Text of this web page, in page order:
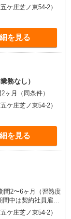
【大阪府】
今城の丘 （大阪府
泉市鶴山台3-2-2）
良県奈良市鹿野園
ケ庄芝ノ東54-2）
を見る
務なし）
月（同条件）
ケ庄芝ノ東54-2）
を見る
間2〜6ヶ月（習熟度
間中は契約社員雇用
ケ庄芝ノ東54-2）